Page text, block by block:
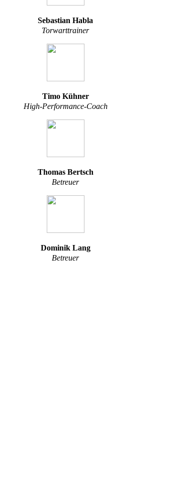
Sebastian Habla
Torwarttrainer
Timo Kühner
High-Performance-Coach
Thomas Bertsch
Betreuer
Dominik Lang
Betreuer